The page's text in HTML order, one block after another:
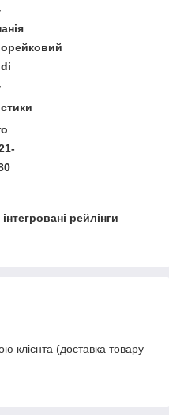
рейлінги
клієнта (доставка товару